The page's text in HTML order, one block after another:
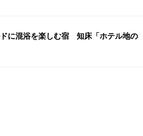
に混浴を楽しむ宿 知床「ホテル地の